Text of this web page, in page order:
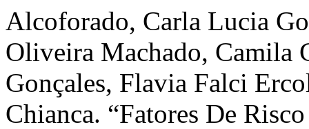
Alcoforado, Carla Lucia
Oliveira Machado, Camila
Gonçales, Flavia Falci
Chianca. “Fatores De